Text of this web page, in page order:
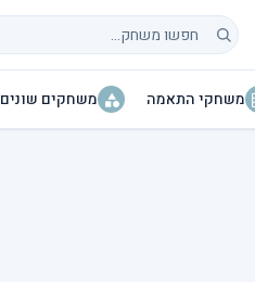
חיפוש משחקים
משחקי התאמה משחקים שונים